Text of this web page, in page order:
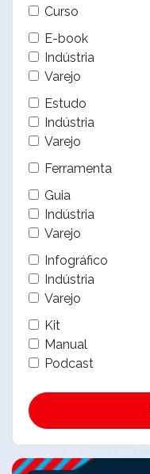
Curso
E-book
Indústria
Varejo
Estudo
Indústria
Varejo
Ferramenta
Guia
Indústria
Varejo
Infográfico
Indústria
Varejo
Kit
Manual
Podcast